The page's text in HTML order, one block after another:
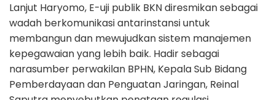
Lanjut Haryomo, E-uji publik BKN diresmikan sebagai
wadah berkomunikasi antarinstansi untuk
membangun dan mewujudkan sistem manajemen
kepegawaian yang lebih baik. Hadir sebagai
narasumber perwakilan BPHN, Kepala Sub Bidang
Pemberdayaan dan Penguatan Jaringan, Reinal